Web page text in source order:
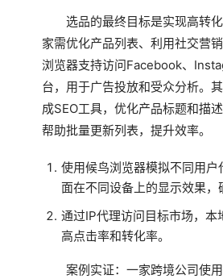
选品的最终目标是实现高转
家需优化产品列表、利用社交营
浏览器支持访问Facebook、
台，用于广告投放和受众分析。
成SEO工具，优化产品标题和描
帮助批量更新列表，提升效率。
使用候鸟浏览器模拟不同用户
面在不同设备上的显示效果，
通过IP代理访问目标市场，本
高点击率和转化率。
案例实证：一家跨境公司使